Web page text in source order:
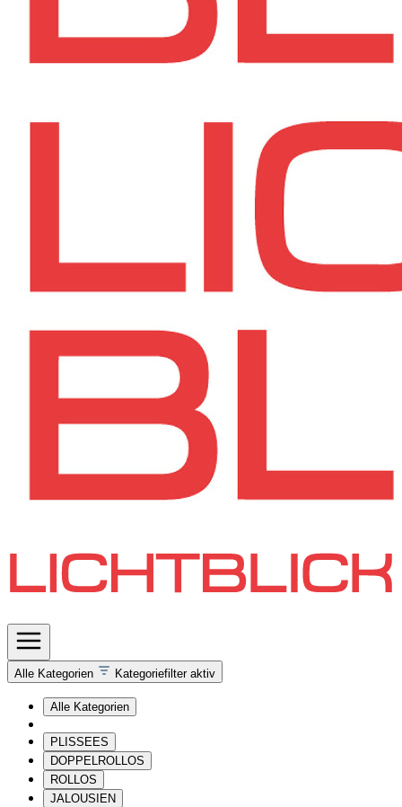
Alle Kategorien Kategoriefilter aktiv
Alle Kategorien
PLISSEES
DOPPELROLLOS
ROLLOS
JALOUSIEN